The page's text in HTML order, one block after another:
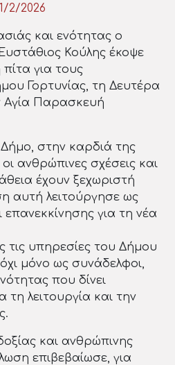
2/2026
και ενότητας ο
Κούλης έκοψε
για τους
Γορτυνίας, τη Δευτέρα
Αγία Παρασκευή
στην καρδιά της
ανθρώπινες σχέσεις και
έχουν ξεχωριστή
αυτή λειτούργησε ως
για τη νέα
τις υπηρεσίες του Δήμου
μόνο ως συνάδελφοι,
που δίνει
τη λειτουργία και την
και ανθρώπινης
επιβεβαίωσε, για